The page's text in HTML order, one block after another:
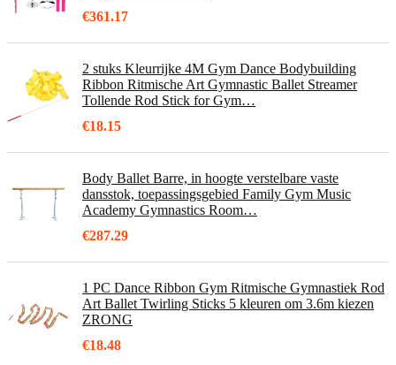
€361.17
2 stuks Kleurrijke 4M Gym Dance Bodybuilding
Ribbon Ritmische Art Gymnastic Ballet Streamer
Tollende Rod Stick for Gym…
€18.15
Body Ballet Barre, in hoogte verstelbare vaste
dansstok, toepassingsgebied Family Gym Music
Academy Gymnastics Room…
€287.29
1 PC Dance Ribbon Gym Ritmische Gymnastiek Rod
Art Ballet Twirling Sticks 5 kleuren om 3.6m kiezen
ZRONG
€18.48